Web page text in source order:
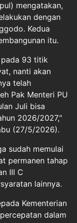
mengatakan,
dengan
Kedua
itu.
pada 93 titik
nanti akan
telah
Pak Menteri PU
Juli bisa
2026/2027,"
(27/5/2026).
sudah memulai
permanen tahap
III C
lainnya.
Kementerian
dalam